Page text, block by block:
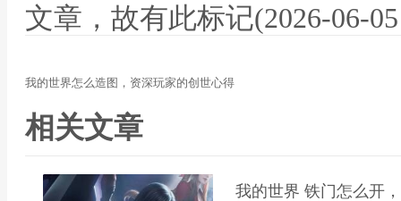
文章，故有此标记(2026-06-
我的世界怎么造图，资深玩家的创世心得
相关文章
我的世界 铁门怎么开